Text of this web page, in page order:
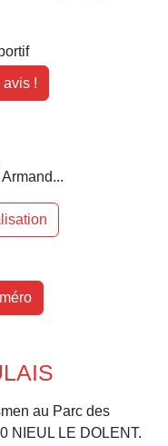
avis !
au Parc des
NIEUL LE DOLENT.